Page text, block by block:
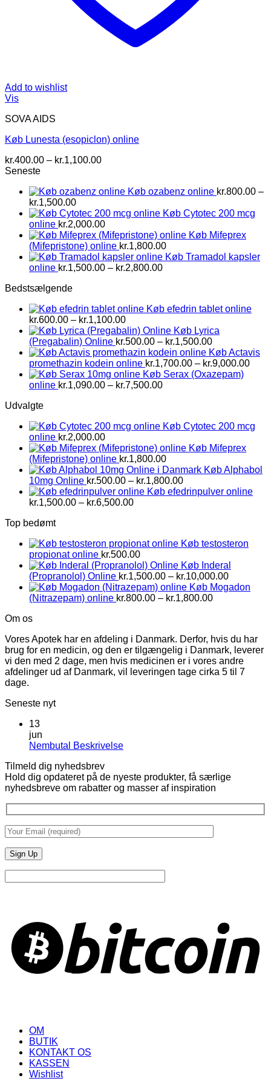
Add to wishlist
Vis
SOVA AIDS
Køb Lunesta (esopiclon) online
kr.400.00 – kr.1,100.00Prisinterval:
kr.1,100.00
Seneste
Køb ozabenz online kr.800.00 –
kr.1,500.00Prisinterval:
kr.800.00
til
kr.1,500.00
Køb Cytotec 200 mcg
online kr.2,000.00
Køb Mifeprex
(Mifepristone) online kr.1,800.00
Køb Tramadol kapsler
online kr.1,500.00 – kr.2,800.00Prisinterval:
Bedstsælgende
Køb efedrin tablet online
kr.600.00 – kr.1,100.00Prisinterval:
kr.600.00
til
kr.1,100.00
Køb Lyrica
(Pregabalin) Online kr.500.00 – kr.1,500.00Prisinterval:
kr.500.00
til
kr.1,500.00
Køb Actavis
promethazin kodein online kr.1,700.00 – kr.9,000.00
Køb Serax (Oxazepam)
online kr.1,090.00 – kr.7,500.00Prisinterval:
Udvalgte
Køb Cytotec 200 mcg
online kr.2,000.00
Køb Mifeprex
(Mifepristone) online kr.1,800.00
Køb Alphabol
10mg Online kr.500.00 – kr.1,800.00Prisinterval:
kr.500.00
Køb efedrinpulver online
kr.1,500.00 – kr.6,500.00Prisinterval:
Top bedømt
Køb testosteron
propionat online kr.500.00
Køb Inderal
(Propranolol) Online kr.1,500.00 – kr.10,000.00
Køb Mogadon
(Nitrazepam) online kr.800.00 – kr.1,800.00Prisinterval:
Om os
Vores Apotek har en afdeling i Danmark. Derfor, hvis du har
brug for en medicin, og den er tilgængelig i Danmark, leverer
vi den med 2 dage, men hvis medicinen er i vores andre
afdelinger ud af Danmark, vil leveringen tage cirka 5 til 7
dage.
Seneste nyt
13
jun
Nembutal BeskrivelseIngen
Nembutal
Beskrivelse
Tilmeld dig nyhedsbrev
Hold dig opdateret på de nyeste produkter, få særlige
nyhedsbreve om rabatter og masser af inspiration
OM
BUTIK
KONTAKT OS
KASSEN
Wishlist